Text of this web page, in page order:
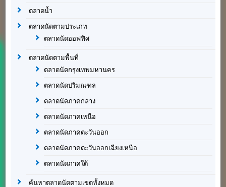
ตลาดน้ำ
ตลาดนัดตามประเภท
ตลาดนัดออฟฟิศ
ตลาดนัดตามพื้นที่
ตลาดนัดกรุงเทพมหานคร
ตลาดนัดปริมณฑล
ตลาดนัดภาคกลาง
ตลาดนัดภาคเหนือ
ตลาดนัดภาคตะวันออก
ตลาดนัดภาคตะวันออกเฉียงเหนือ
ตลาดนัดภาคใต้
ค้นหาตลาดนัดตามเขตทั้งหมด